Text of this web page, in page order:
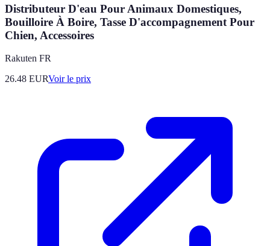
Distributeur D'eau Pour Animaux Domestiques,
Bouilloire À Boire, Tasse D'accompagnement Pour
Chien, Accessoires
Rakuten FR
26.48 EURVoir le prix